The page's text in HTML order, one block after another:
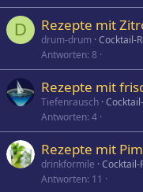
D Rezepte mit
drum-drum Cocktail-
Antworten 8
Rezepte mit
Tiefenrausch
Antworten 4
Rezepte mit
drinkformile Cocktail-
Antworten 11